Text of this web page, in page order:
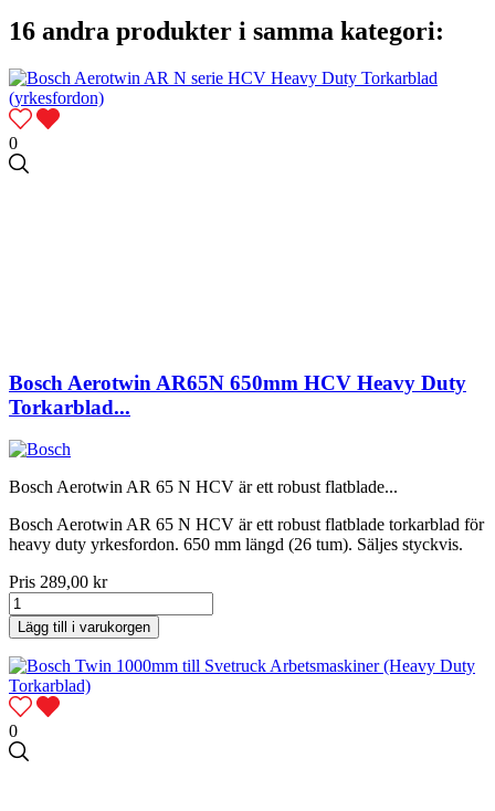
16 andra produkter i samma kategori:
0
Bosch Aerotwin AR65N 650mm HCV Heavy Duty
Torkarblad...
Bosch Aerotwin AR 65 N HCV är ett robust flatblade...
Bosch Aerotwin AR 65 N HCV är ett robust flatblade torkarblad för
heavy duty yrkesfordon. 650 mm längd (26 tum). Säljes styckvis.
Pris 289,00 kr
Lägg till i varukorgen
0